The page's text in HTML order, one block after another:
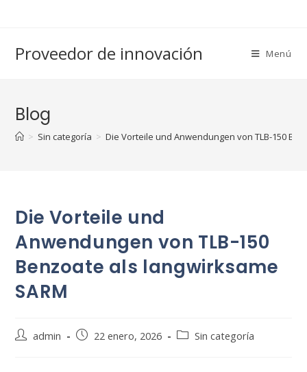
Proveedor de innovación Menú
Blog
> Sin categoría > Die Vorteile und Anwendungen von TLB-150
Die Vorteile und
Anwendungen von TLB-150
Benzoate als langwirksame
SARM
Autoradmin
Publicación
22 enero, 2026
Categoría
Sin categoría